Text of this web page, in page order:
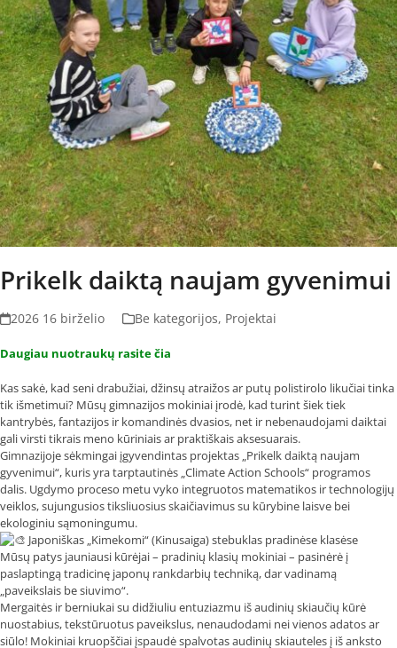
Prikelk daiktą naujam gyvenimui
2026 16 birželio Be kategorijos, Projektai
Daugiau nuotraukų rasite čia
Kas sakė, kad seni drabužiai, džinsų atraižos ar putų polistirolo likučiai tinka
tik išmetimui? Mūsų gimnazijos mokiniai įrodė, kad turint šiek tiek
kantrybės, fantazijos ir komandinės dvasios, net ir nebenaudojami daiktai
gali virsti tikrais meno kūriniais ar praktiškais aksesuarais.
Gimnazijoje sėkmingai įgyvendintas projektas „Prikelk daiktą naujam
gyvenimui“, kuris yra tarptautinės „Climate Action Schools“ programos
dalis. Ugdymo proceso metu vyko integruotos matematikos ir technologijų
veiklos, sujungusios tiksliuosius skaičiavimus su kūrybine laisve bei
ekologiniu sąmoningumu.
Japoniškas „Kimekomi“ (Kinusaiga) stebuklas pradinėse klasėse
Mūsų patys jauniausi kūrėjai – pradinių klasių mokiniai – pasinėrė į
paslaptingą tradicinę japonų rankdarbių techniką, dar vadinamą
„paveikslais be siuvimo“.
Mergaitės ir berniukai su didžiuliu entuziazmu iš audinių skiaučių kūrė
nuostabius, tekstūruotus paveikslus, nenaudodami nei vienos adatos ar
siūlo! Mokiniai kruopščiai įspaudė spalvotas audinių skiauteles į iš anksto